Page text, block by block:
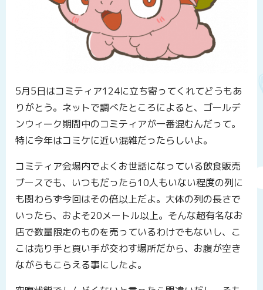
5月5日はコミティア124に立ち寄ってくれてどうもあ
りがとう。ネットで調べたところによると、ゴールデ
ンウィーク期間中のコミティアが一番混むんだって。
特に今年はコミケに近い混雑だったらしいよ。
コミティア会場内でよくお世話になっている飲食販売
ブースでも、いつもだったら10人もいない程度の列に
も関わらず今回はその倍以上だよ。大体の列の長さで
いったら、およそ20メートル以上。そんな超有名なお
店で数量限定のものを売っているわけでもないし、こ
こは売り手と買い手が交わす場所だから、お腹が空き
ながらもこらえる事にしたよ。